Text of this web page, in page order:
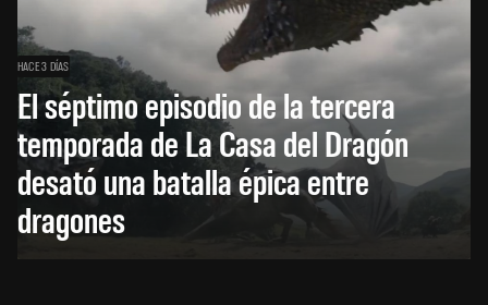
HACE 3 DÍAS
El séptimo episodio de la tercera
temporada de La Casa del Dragón
desató una batalla épica entre
dragones